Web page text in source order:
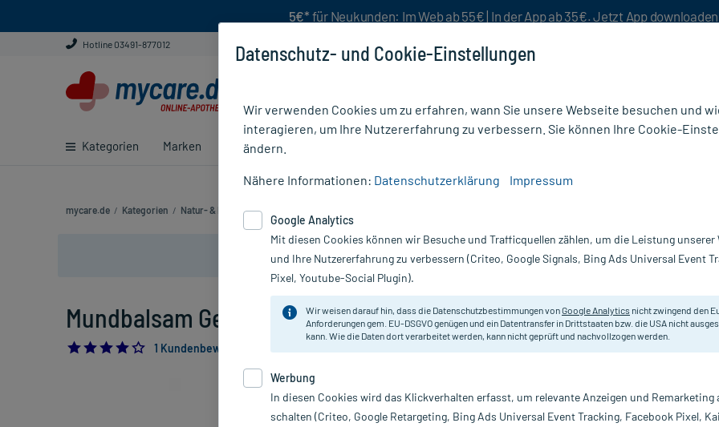
5€* für Neukunden: Im Web ab 55€ | In der App ab 35€. Jetzt App downloaden
Hotline 03491-877012
Kategorien Marken Ratgeber
mycare.de / Kategorien / Natur- & Pflanzenheilkunde
Nur für kurze Zeit:Gratis-Versand* ab 19€ Mindestbestellwert!
Mundbalsam Gel, 30 g
4.0
1 Kundenbewertung*
Zur Harmonisierung der Auf- und
entzündlichen
PZN:
Hersteller:
Datenschutz- und Cookie-Einstellungen
Wir verwenden Cookies um zu erfahren, wann Sie unsere Webseite besuchen und
interagieren, um Ihre Nutzererfahrung zu verbessern. Sie können Ihre Cookie-
ändern.
Nähere Informationen: Datenschutzerklärung Impressum
Google Analytics
Mit diesen Cookies können wir Besuche und Trafficquellen zählen, um die Leistung unserer
und Ihre Nutzererfahrung zu verbessern (Criteo, Google Signals, Bing Ads Universal Event
Pixel, Youtube-Social Plugin).
Wir weisen darauf hin, dass die Datenschutzbestimmungen vonGoogle Analytics nicht zwingend den
Anforderungen gem. EU-DSGVO genügen und ein Datentransfer in Drittstaaten bzw. die USA nicht
kann. Wie die Daten dort verarbeitet werden, kann nicht geprüft und nachvollzogen werden.
Werbung
In diesen Cookies wird das Klickverhalten erfasst, um relevante Anzeigen und Remarketing
schalten (Criteo, Google Retargeting, Bing Ads Universal Event Tracking, Facebook Pixel,